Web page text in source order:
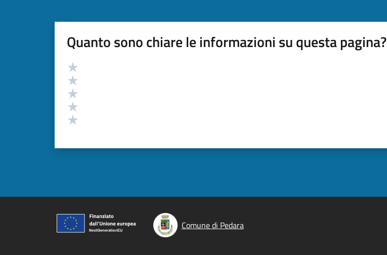
Quanto sono chiare le informazioni su questa pagina?
Valutazione
Comune di Pedara